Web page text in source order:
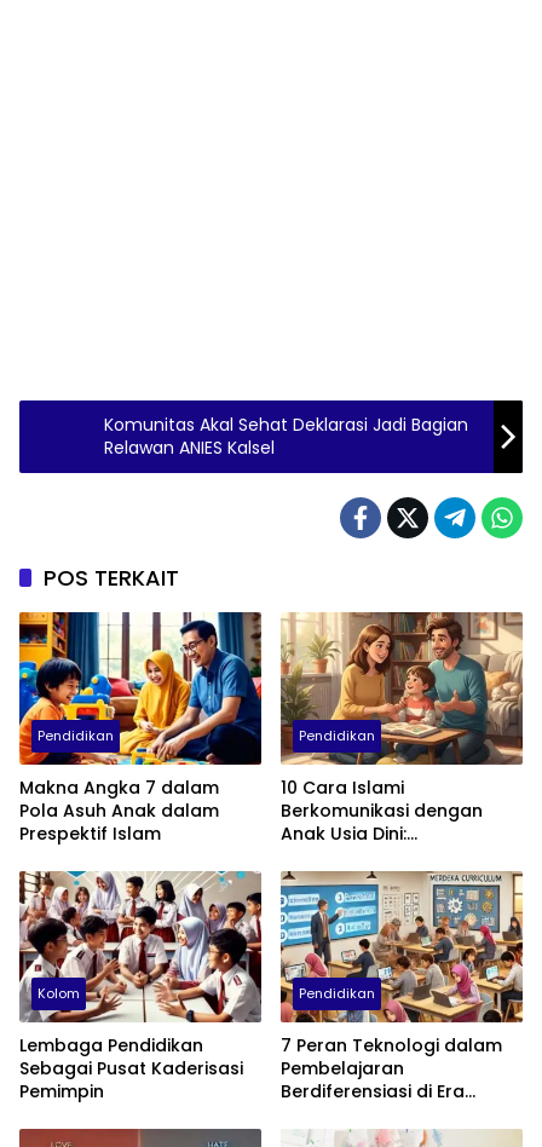
Komunitas Akal Sehat Deklarasi Jadi Bagian
Relawan ANIES Kalsel
POS TERKAIT
Pendidikan
Makna Angka 7 dalam
Pola Asuh Anak dalam
Prespektif Islam
Pendidikan
10 Cara Islami
Berkomunikasi dengan
Anak Usia Dini:
Empati, dan Cinta
Kolom
Lembaga Pendidikan
Sebagai Pusat Kaderisasi
Pemimpin
Pendidikan
7 Peran Teknologi dalam
Pembelajaran
Berdiferensiasi di Era